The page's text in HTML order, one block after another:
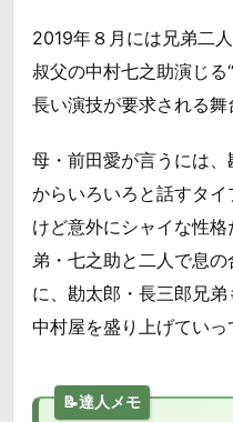
2019年８月には兄弟二
叔父の中村七之助演じ
長い演技が要求される舞
母・前田愛が言うには
からいろいろと話すタ
けど意外にシャイな性
弟・七之助と二人で息
に、勘太郎・長三郎兄
中村屋を盛り上げていっ